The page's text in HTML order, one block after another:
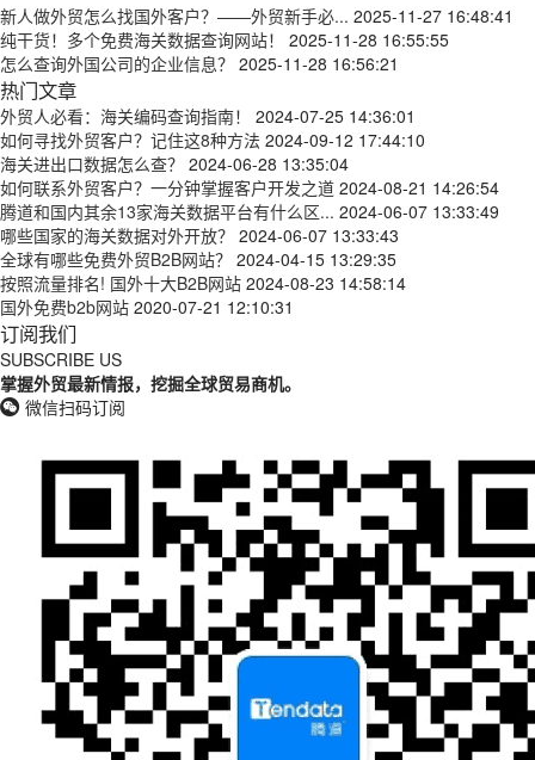
新人做外贸怎么找国外客户？——外贸新手必... 2025-11-27 16:48:41
纯干货！多个免费海关数据查询网站！
2025-11-28 16:55:55
怎么查询外国公司的企业信息？ 2025-11-28 16:56:21
热门文章
外贸人必看：海关编码查询指南！
2024-07-25 14:36:01
如何寻找外贸客户？记住这8种方法 2024-09-12 17:44:10
海关进出口数据怎么查？ 2024-06-28 13:35:04
如何联系外贸客户？一分钟掌握客户开发之道 2024-08-21 14:26:54
腾道和国内其余13家海关数据平台有什么区... 2024-06-07 13:33:49
哪些国家的海关数据对外开放？ 2024-06-07 13:33:43
全球有哪些免费外贸B2B网站？ 2024-04-15 13:29:35
按照流量排名! 国外十大B2B网站 2024-08-23 14:58:14
国外免费b2b网站 2020-07-21 12:10:31
订阅我们
SUBSCRIBE US
掌握外贸最新情报，挖掘全球贸易商机。
微信扫码订阅